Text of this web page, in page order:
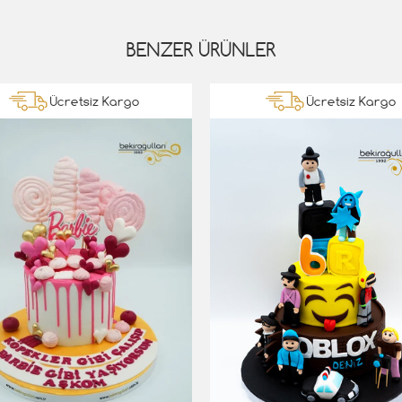
BENZER ÜRÜNLER
Ücretsiz Kargo Ücretsiz Kargo